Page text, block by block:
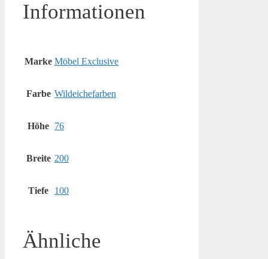
Informationen
Marke Möbel Exclusive
Farbe Wildeichefarben
Höhe 76
Breite 200
Tiefe 100
Ähnliche